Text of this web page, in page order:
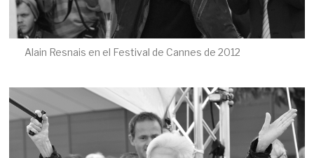
Alain Resnais en el Festival de Cannes de 2012